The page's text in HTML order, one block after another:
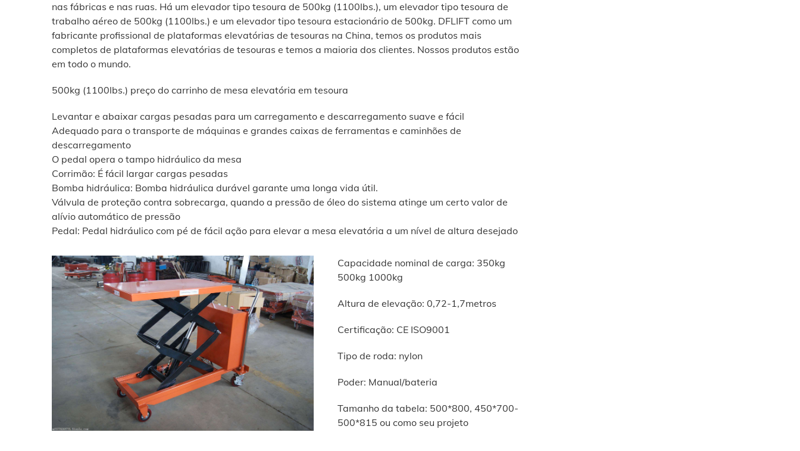
nas fábricas e nas ruas. Há um elevador tipo tesoura de 500kg (1100lbs.), um elevador tipo tesoura de
trabalho aéreo de 500kg (1100lbs.) e um elevador tipo tesoura estacionário de 500kg. DFLIFT como um
fabricante profissional de plataformas elevatórias de tesouras na China, temos os produtos mais
completos de plataformas elevatórias de tesouras e temos a maioria dos clientes. Nossos produtos estão
em todo o mundo.
500kg (1100lbs.) preço do carrinho de mesa elevatória em tesoura
Levantar e abaixar cargas pesadas para um carregamento e descarregamento suave e fácil
Adequado para o transporte de máquinas e grandes caixas de ferramentas e caminhões de
descarregamento
O pedal opera o tampo hidráulico da mesa
Corrimão: É fácil largar cargas pesadas
Bomba hidráulica: Bomba hidráulica durável garante uma longa vida útil.
Válvula de proteção contra sobrecarga, quando a pressão de óleo do sistema atinge um certo valor de
alívio automático de pressão
Pedal: Pedal hidráulico com pé de fácil ação para elevar a mesa elevatória a um nível de altura desejado
Capacidade nominal de carga: 350kg
500kg 1000kg
Altura de elevação: 0,72-1,7metros
Certificação: CE ISO9001
Tipo de roda: nylon
Poder: Manual/bateria
Tamanho da tabela: 500*800, 450*700-
500*815 ou como seu projeto